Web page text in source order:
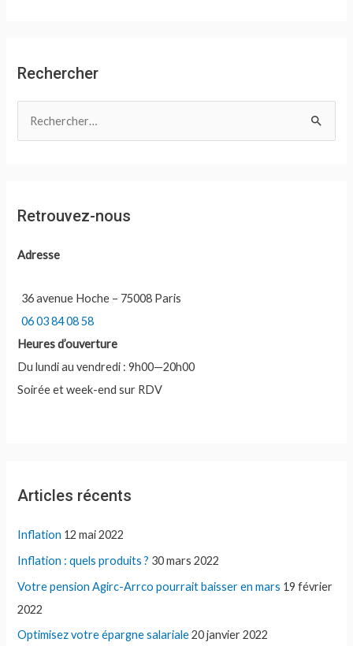
Rechercher
r
c
e
r
:
Retrouvez-nous
Adresse
36 avenue Hoche – 75008 Paris
06 03 84 08 58
Heures d’ouverture
Du lundi au vendredi : 9h00—20h00
Soirée et week-end sur RDV
Articles récents
Inflation 12 mai 2022
Inflation : quels produits ? 30 mars 2022
Votre pension Agirc-Arrco pourrait baisser en mars 19 février
2022
Optimisez votre épargne salariale 20 janvier 2022